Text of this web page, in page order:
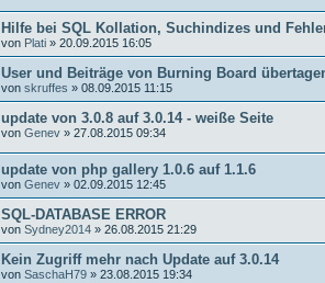
Hilfe bei SQL Kollation, Suchindizes und
von Plati » 20.09.2015 16:05
User und Beiträge von Burning Board
von skruffes » 08.09.2015 11:15
update von 3.0.8 auf 3.0.14 - weiße Seite
von Genev » 27.08.2015 09:34
update von php gallery 1.0.6 auf 1.1.6
von Genev » 02.09.2015 12:45
SQL-DATABASE ERROR
von Sydney2014 » 26.08.2015 21:29
Kein Zugriff mehr nach Update auf 3.0.14
von SaschaH79 » 23.08.2015 19:34